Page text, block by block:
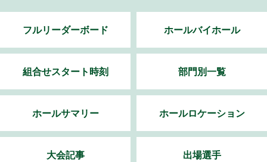
フルリーダーボード ホールバイホール
組合せスタート時刻 部門別一覧
ホールサマリー ホールロケーション
大会記事 出場選手